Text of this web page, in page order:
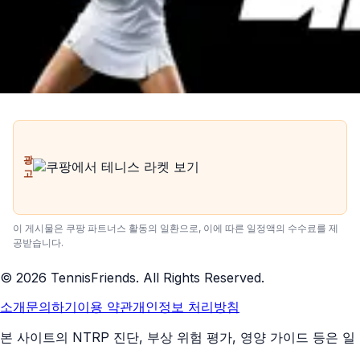
광
고
이 게시물은 쿠팡 파트너스 활동의 일환으로, 이에 따른 일정액의 수수료를 제
공받습니다.
© 2026 TennisFriends. All Rights Reserved.
소개문의하기이용 약관개인정보 처리방침
본 사이트의 NTRP 진단, 부상 위험 평가, 영양 가이드 등은 일